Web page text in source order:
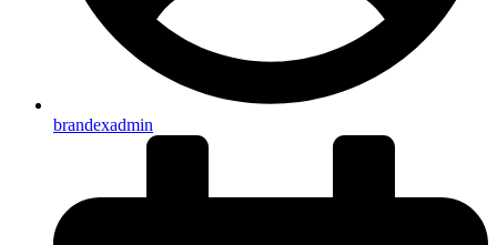
brandexadmin